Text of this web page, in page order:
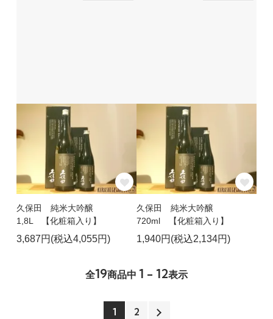
久保田 純米大吟醸
1,8L 【化粧箱入り】
3,687円(税込4,055円)
久保田 純米大吟醸
720ml 【化粧箱入り】
1,940円(税込2,134円)
全19商品中 1 - 12表示
1 2